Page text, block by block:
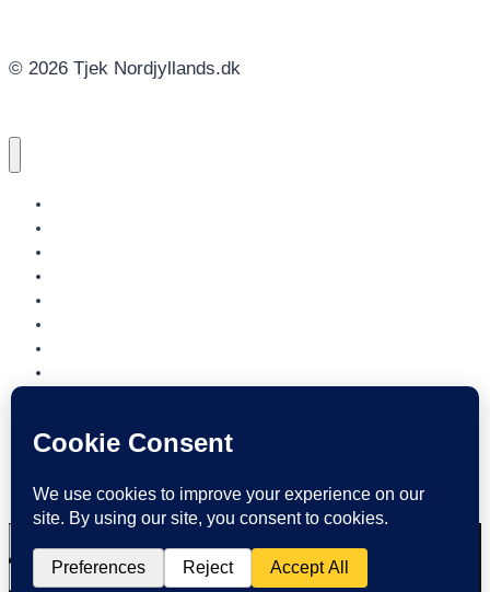
© 2026 Tjek Nordjyllands.dk
THISTED
REGION NORDJYLLAND